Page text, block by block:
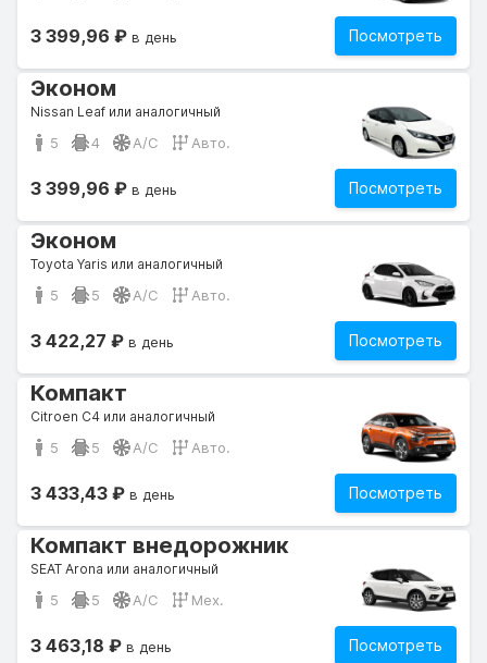
Посмотреть
3 399,96 ₽ в день
Эконом
Nissan Leaf или аналогичный
5 4 A/C Авто.
Посмотреть
3 399,96 ₽ в день
Эконом
Toyota Yaris или аналогичный
5 5 A/C Авто.
Посмотреть
3 422,27 ₽ в день
Компакт
Citroen C4 или аналогичный
5 5 A/C Авто.
Посмотреть
3 433,43 ₽ в день
Компакт внедорожник
SEAT Arona или аналогичный
5 5 A/C Мех.
Посмотреть
3 463,18 ₽ в день